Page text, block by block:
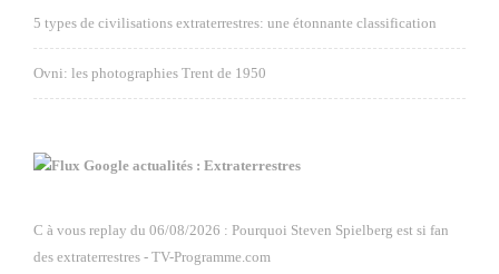
5 types de civilisations extraterrestres: une étonnante classification
Ovni: les photographies Trent de 1950
Google actualités : Extraterrestres
C à vous replay du 06/08/2026 : Pourquoi Steven Spielberg est si fan
des extraterrestres - TV-Programme.com